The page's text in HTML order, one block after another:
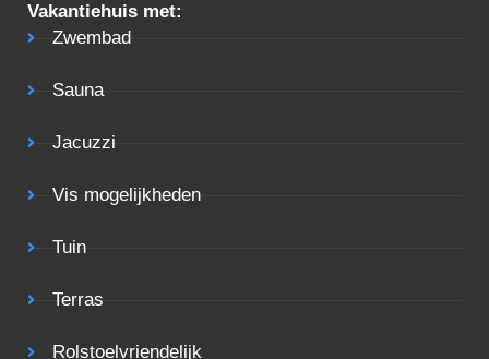
Vakantiehuis met:
Zwembad
Sauna
Jacuzzi
Vis mogelijkheden
Tuin
Terras
Rolstoelvriendelijk